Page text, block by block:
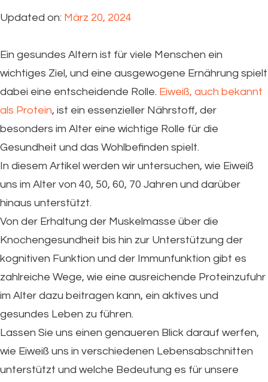
Updated on: März 20, 2024
Ein gesundes Altern ist für viele Menschen ein
wichtiges Ziel, und eine ausgewogene Ernährung spielt
dabei eine entscheidende Rolle. Eiweiß, auch bekannt
als Protein, ist ein essenzieller Nährstoff, der
besonders im Alter eine wichtige Rolle für die
Gesundheit und das Wohlbefinden spielt.
In diesem Artikel werden wir untersuchen, wie Eiweiß
uns im Alter von 40, 50, 60, 70 Jahren und darüber
hinaus unterstützt.
Von der Erhaltung der Muskelmasse über die
Knochengesundheit bis hin zur Unterstützung der
kognitiven Funktion und der Immunfunktion gibt es
zahlreiche Wege, wie eine ausreichende Proteinzufuhr
im Alter dazu beitragen kann, ein aktives und
gesundes Leben zu führen.
Lassen Sie uns einen genaueren Blick darauf werfen,
wie Eiweiß uns in verschiedenen Lebensabschnitten
unterstützt und welche Bedeutung es für unsere